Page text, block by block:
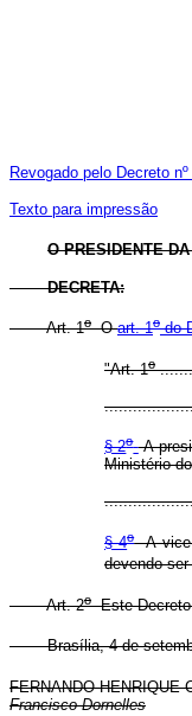
Revogado pelo Decreto
Texto para impressão
O PRESIDENTE
DECRETA:
Art. 1oOart. 1odo
"Art. 1o
§ 2o A
Ministério
§ 4oA vice-
devendo
Art. 2oEste Decreto
Brasília, 4 de
FERNANDO HENRIQUE
Francisco Dornelles